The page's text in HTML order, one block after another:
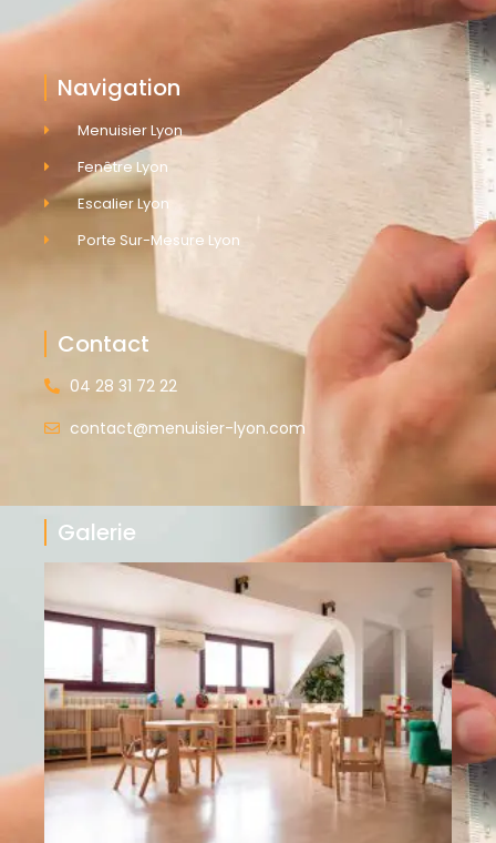
Navigation
Menuisier Lyon
Fenêtre Lyon
Escalier Lyon
Porte Sur-Mesure Lyon
Contact
04 28 31 72 22
contact@menuisier-lyon.com
Galerie